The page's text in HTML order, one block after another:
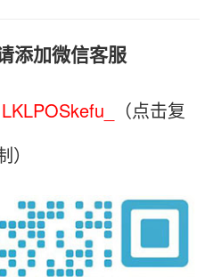
添加微信客服
LKLPOSkefu_
（点击复
）